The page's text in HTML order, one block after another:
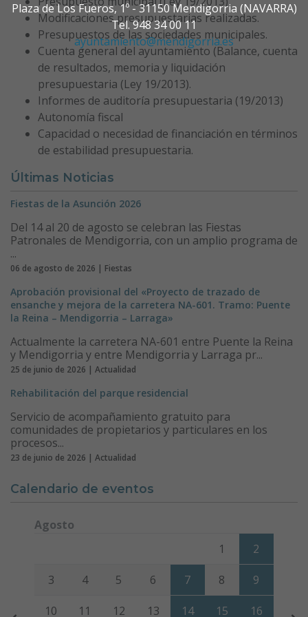
Plaza de Los Fueros, 1º - 31150 Mendigorria (NAVARRA)
Tel. 948 34 00 11
ayuntamiento@mendigorria.es
Modificaciones presupuestarias realizadas.
Presupuestos de las sociedades municipales.
Cuenta general del ayuntamiento (Balance, cuenta
de resultados, memoria y liquidación
presupuestaria (Ley 19/2013).
Informes de auditoría presupuestaria (19/2013)
Autonomía fiscal
Capacidad o necesidad de financiación en términos
de estabilidad presupuestaria.
Últimas Noticias
Fiestas de la Asunción 2026
Del 14 al 20 de agosto se celebran las Fiestas
Patronales de Mendigorria, con un amplio programa de
...
06 de agosto de 2026 | Fiestas
Aprobación provisional del «Proyecto de trazado de
ensanche y mejora de la carretera NA-601. Tramo: Puente
la Reina – Mendigorria – Larraga»
Actualmente la carretera NA-601 entre Puente la Reina
y Mendigorria y entre Mendigorria y Larraga pr...
25 de junio de 2026 | Actualidad
Rehabilitación del parque residencial
Servicio de acompañamiento gratuito para
comunidades de propietarios y particulares en los
procesos...
23 de junio de 2026 | Actualidad
Calendario de eventos
Agosto
Viernes Sábado
1 2
3 4 5 6 7 8 9
10 11 12 13 14 15 16